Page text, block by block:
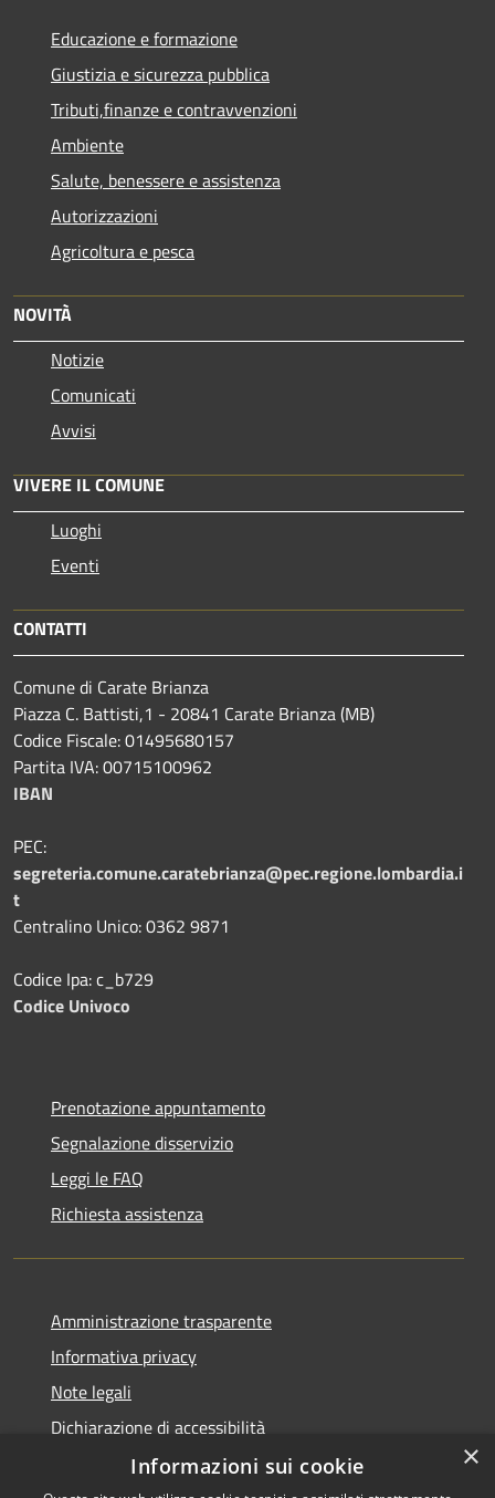
Educazione e formazione
Giustizia e sicurezza pubblica
Tributi,finanze e contravvenzioni
Ambiente
Salute, benessere e assistenza
Autorizzazioni
Agricoltura e pesca
NOVITÀ
Notizie
Comunicati
Avvisi
VIVERE IL COMUNE
Luoghi
Eventi
CONTATTI
Comune di Carate Brianza
Piazza C. Battisti,1 - 20841 Carate Brianza (MB)
Codice Fiscale: 01495680157
Partita IVA: 00715100962
IBAN
PEC:
segreteria.comune.caratebrianza@pec.regione.lombardia.i
t
Centralino Unico: 0362 9871
Codice Ipa: c_b729
Codice Univoco
Prenotazione appuntamento
Segnalazione disservizio
Leggi le FAQ
Richiesta assistenza
Amministrazione trasparente
Informativa privacy
Note legali
Dichiarazione di accessibilità
×
Informazioni sui cookie